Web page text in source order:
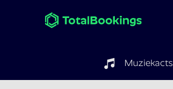
Muziekacts